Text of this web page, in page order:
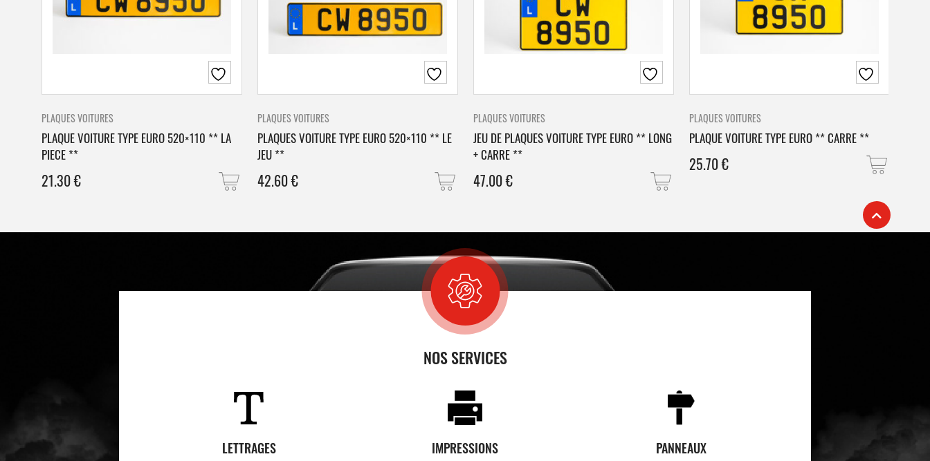
PLAQUES VOITURES
PLAQUE VOITURE TYPE EURO 520×110 ** LA
PIECE **
21.30€
PLAQUES VOITURES
PLAQUES VOITURE TYPE EURO 520×110 ** LE
JEU **
42.60€
PLAQUES VOITURES
JEU DE PLAQUES VOITURE TYPE EURO ** LONG
+ CARRE **
47.00€
PLAQUES VOITURES
PLAQUE VOITURE TYPE EURO ** CARRE **
25.70€
NOS SERVICES
LETTRAGES IMPRESSIONS PANNEAUX